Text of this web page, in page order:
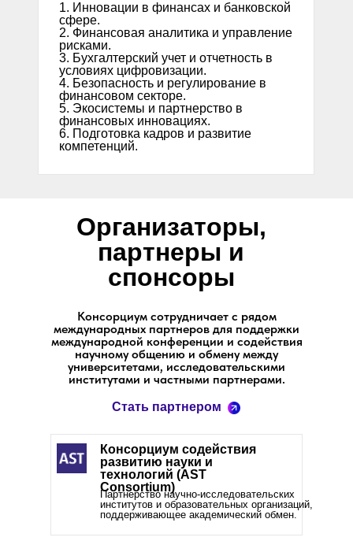
1. Инновации в финансах и банковской
сфере.
2. Финансовая аналитика и управление
рисками.
3. Бухгалтерский учет и отчетность в
условиях цифровизации.
4. Безопасность и регулирование в
финансовом секторе.
5. Экосистемы и партнерство в
финансовых инновациях.
6. Подготовка кадров и развитие
компетенций.
Партнерство научно-исследовательских
институтов и образовательных организаций,
поддерживающее академический обмен.
Консорциум содействия
развитию науки и
технологий (AST
Consortium)
Организаторы,
партнеры и
спонсоры
Консорциум сотрудничает с рядом
международных партнеров для поддержки
международной конференции и содействия
научному общению и обмену между
университетами, исследовательскими
институтами и частными партнерами.
Стать партнером